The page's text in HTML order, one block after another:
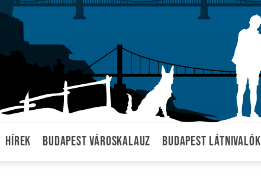
Hírek Budapest városkalauz Budapest látnivalók